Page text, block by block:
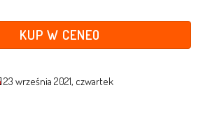
KUP W CENEO
23 września 2021, czwartek